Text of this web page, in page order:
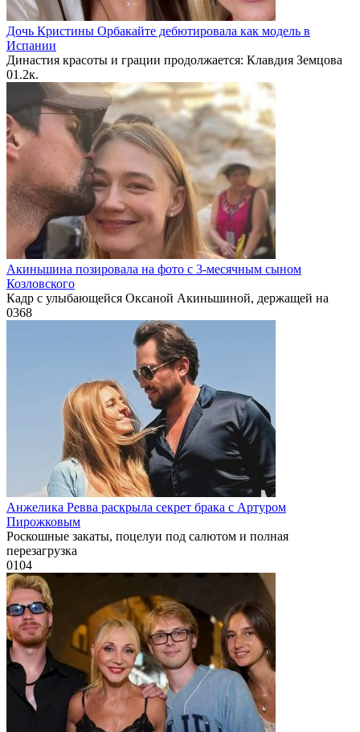
Дочь Кристины Орбакайте дебютировала как модель в
Испании
Династия красоты и грации продолжается: Клавдия Земцова
01.2к.
Акиньшина позировала на фото с 3-месячным сыном
Козловского
Кадр с улыбающейся Оксаной Акиньшиной, держащей на
0368
Анжелика Ревва раскрыла секрет брака с Артуром
Пирожковым
Роскошные закаты, поцелуи под салютом и полная
перезагрузка
0104